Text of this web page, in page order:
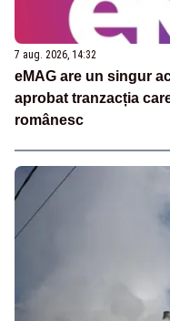
7 aug. 2026, 14:32
eMAG are un singur
aprobat tranzacția
românesc